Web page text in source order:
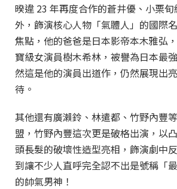
暌違 23 年再度合作的蒼井優、小栗旬
外，飾演核心人物「氣體人」的國際
焦點，他的爸爸是日本影帝本木雅弘
寶級女演員樹木希林，被譽為日本最
然這是他的演員出道作，仍然展現出
待。
其他還有廣瀨鈴、林遣都、竹野內豐
盟，竹野內豐這次更是破格出演，以
頭長髮的破壞性造型亮相，飾演劇中
到讓不少人直呼完全認不出是號稱「
的帥氣男神！